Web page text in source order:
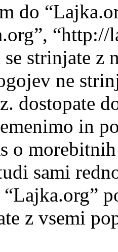
do
strinjate z
ne
dostopate
in
o
sami
z vsemi